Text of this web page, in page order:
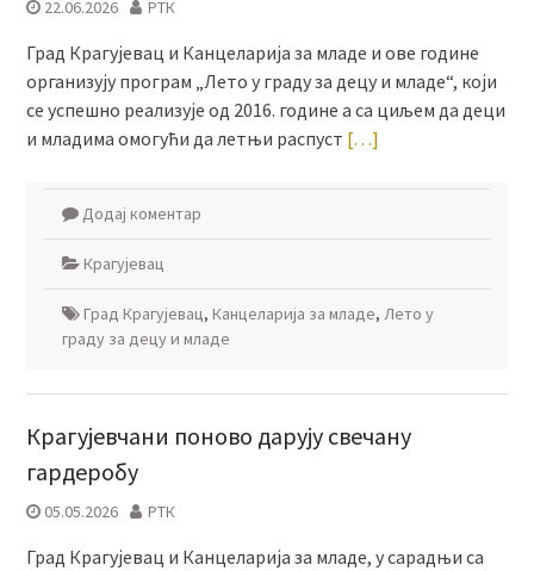
22.06.2026 РТК
Град Крагујевац и Канцеларија за младе и ове године
организују програм „Лето у граду за децу и младе“, који
се успешно реализује од 2016. године а са циљем да деци
и младима омогући да летњи распуст […]
Додај коментар
Крагујевац
Град Крагујевац, Канцеларија за младе, Лето у
граду за децу и младе
Крагујевчани поново дарују свечану
гардеробу
05.05.2026 РТК
Град Крагујевац и Канцеларија за младе, у сарадњи са